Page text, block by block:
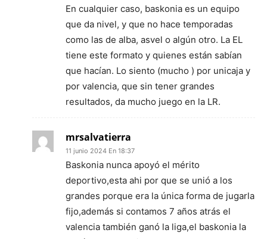
En cualquier caso, baskonia es un equipo
que da nivel, y que no hace temporadas
como las de alba, asvel o algún otro. La EL
tiene este formato y quienes están sabían
que hacían. Lo siento (mucho ) por unicaja y
por valencia, que sin tener grandes
resultados, da mucho juego en la LR.
mrsalvatierra
11 junio 2024 En 18:37
Baskonia nunca apoyó el mérito
deportivo,esta ahi por que se unió a los
grandes porque era la única forma de jugarla
fijo,además si contamos 7 años atrás el
valencia también ganó la liga,el baskonia la